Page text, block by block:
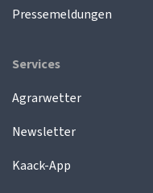
Pressemeldungen
Services
Agrarwetter
Newsletter
Kaack-App